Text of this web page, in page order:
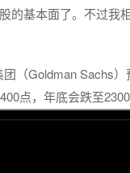
的基本面了。不过我
（Goldman Sachs
点，年底会跌至2300